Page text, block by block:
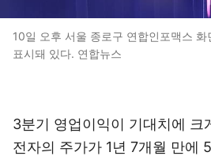
10일 오후 서울 종로구 연합인포맥스
표시돼 있다. 연합뉴스
3분기 영업이익이 기대치에 크
전자의 주가가 1년 7개월 만에